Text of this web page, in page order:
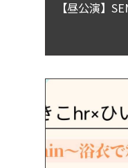
【昼公演】